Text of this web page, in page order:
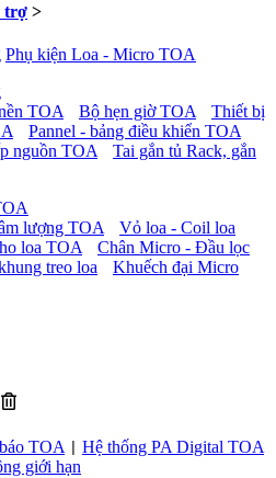
trợ >
Phụ kiện Loa - Micro TOA
TOA
Bộ hẹn giờ TOA
Thiết bị
Pannel - bảng điều khiển TOA
nguồn TOA
Tai gắn tủ Rack, gắn
lượng TOA
Vỏ loa - Coil loa
loa TOA
Chân Micro - Đầu lọc
treo loa
Khuếch đại Micro
TOA Hệ thống PA Digital TOA
giới hạn